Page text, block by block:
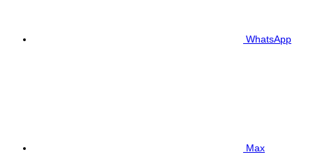
WhatsApp
Max